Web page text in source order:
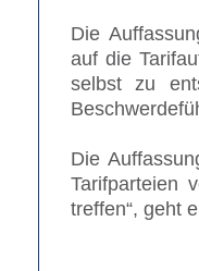
Die
auf die
selbst zu
Die
Tarifparteien
treffen“, geht